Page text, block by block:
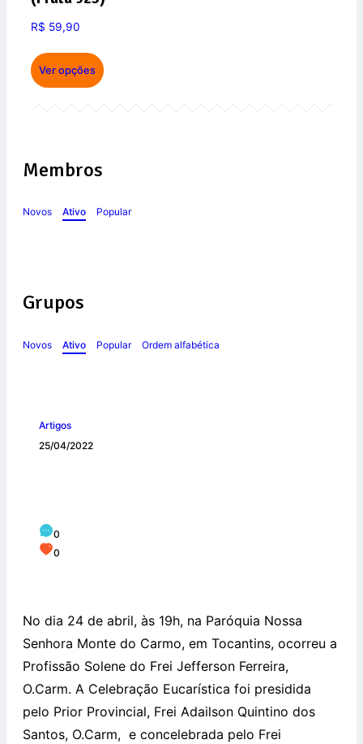
R$ 59,90
Ver opções
Membros
Novos Ativo Popular
Grupos
Novos Ativo Popular Ordem alfabética
Artigos
25/04/2022
0
0
No dia 24 de abril, às 19h, na Paróquia Nossa
Senhora Monte do Carmo, em Tocantins, ocorreu a
Profissão Solene do Frei Jefferson Ferreira,
O.Carm. A Celebração Eucarística foi presidida
pelo Prior Provincial, Frei Adailson Quintino dos
Santos, O.Carm, e concelebrada pelo Frei